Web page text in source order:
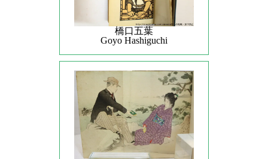
橋口五葉
Goyo Hashiguchi